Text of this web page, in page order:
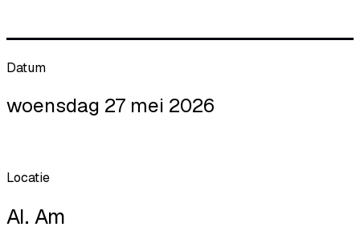
Datum
woensdag 27 mei 2026
Locatie
AI. Am